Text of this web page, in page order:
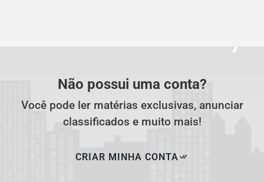
Não possui uma conta?
Você pode ler matérias exclusivas, anunciar
classificados e muito mais!
CRIAR MINHA CONTA